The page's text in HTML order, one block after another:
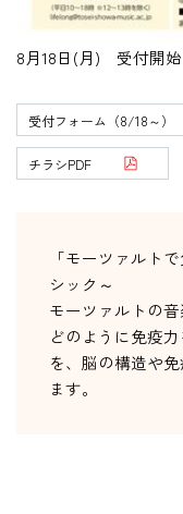
8月18日(月) 受付開始
受付フォーム（8/18～）
チラシPDF
「モーツァルト
シック～
モーツァルトの
どのように免疫
を、脳の構造や
ます。